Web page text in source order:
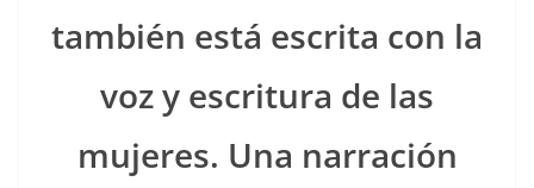
o
k
tam­bién está escri­ta con la
voz y escrit­u­ra de las
mujeres. Una nar­ración